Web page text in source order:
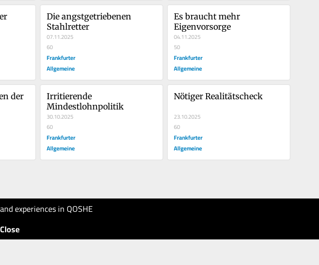
experiences in QOSHE
Close
Die angstgetriebenen
Stahlretter
07.11.2025
60
Frankfurter
Allgemeine
Es braucht mehr
Eigenvorsorge
04.11.2025
50
Frankfurter
Allgemeine
der
Irritierende
Mindestlohnpolitik
30.10.2025
60
Frankfurter
Allgemeine
Nötiger Realitätscheck
23.10.2025
60
Frankfurter
Allgemeine